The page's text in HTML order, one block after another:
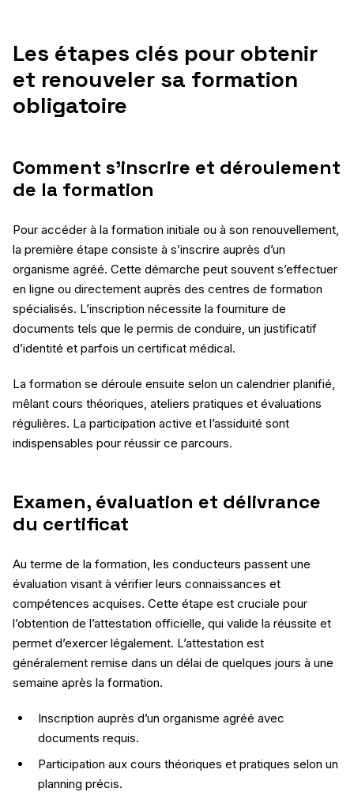
Les étapes clés pour obtenir
et renouveler sa formation
obligatoire
Comment s’inscrire et déroulement
de la formation
Pour accéder à la formation initiale ou à son renouvellement,
la première étape consiste à s’inscrire auprès d’un
organisme agréé. Cette démarche peut souvent s’effectuer
en ligne ou directement auprès des centres de formation
spécialisés. L’inscription nécessite la fourniture de
documents tels que le permis de conduire, un justificatif
d’identité et parfois un certificat médical.
La formation se déroule ensuite selon un calendrier planifié,
mêlant cours théoriques, ateliers pratiques et évaluations
régulières. La participation active et l’assiduité sont
indispensables pour réussir ce parcours.
Examen, évaluation et délivrance
du certificat
Au terme de la formation, les conducteurs passent une
évaluation visant à vérifier leurs connaissances et
compétences acquises. Cette étape est cruciale pour
l’obtention de l’attestation officielle, qui valide la réussite et
permet d’exercer légalement. L’attestation est
généralement remise dans un délai de quelques jours à une
semaine après la formation.
Inscription auprès d’un organisme agréé avec
documents requis.
Participation aux cours théoriques et pratiques selon un
planning précis.